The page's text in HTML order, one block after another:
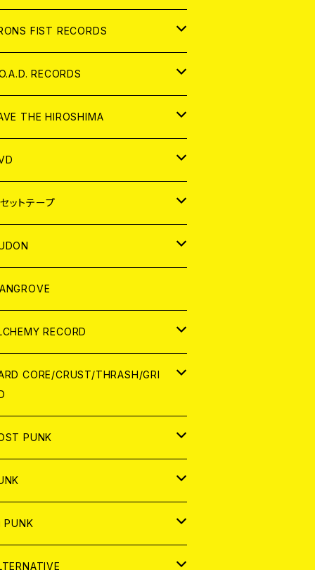
レル FIST RECORDS
RECORDS
THE HIROSHIMA
レル
ットテープ
レル
ログ
CONTENTS
RECORD
CORE/CRUST/THRASH/GRI
PUNK
PUNK